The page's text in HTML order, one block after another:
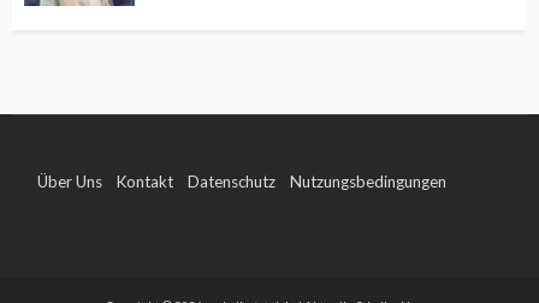
Über Uns Kontakt Datenschutz Nutzungsbedingungen